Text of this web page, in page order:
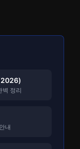
벽 정리
내